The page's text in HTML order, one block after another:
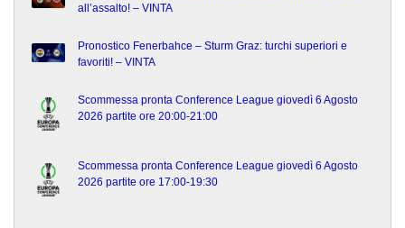
all’assalto! – VINTA
Pronostico Fenerbahce – Sturm Graz: turchi superiori e
favoriti! – VINTA
Scommessa pronta Conference League giovedì 6 Agosto
2026 partite ore 20:00-21:00
Scommessa pronta Conference League giovedì 6 Agosto
2026 partite ore 17:00-19:30